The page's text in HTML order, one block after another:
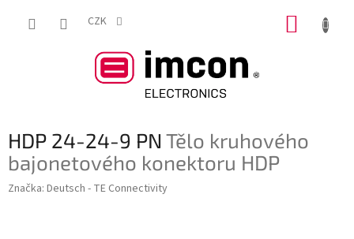
CZK
HDP 24-24-9 PN Tělo kruhového
bajonetového konektoru HDP
Značka: Deutsch - TE Connectivity